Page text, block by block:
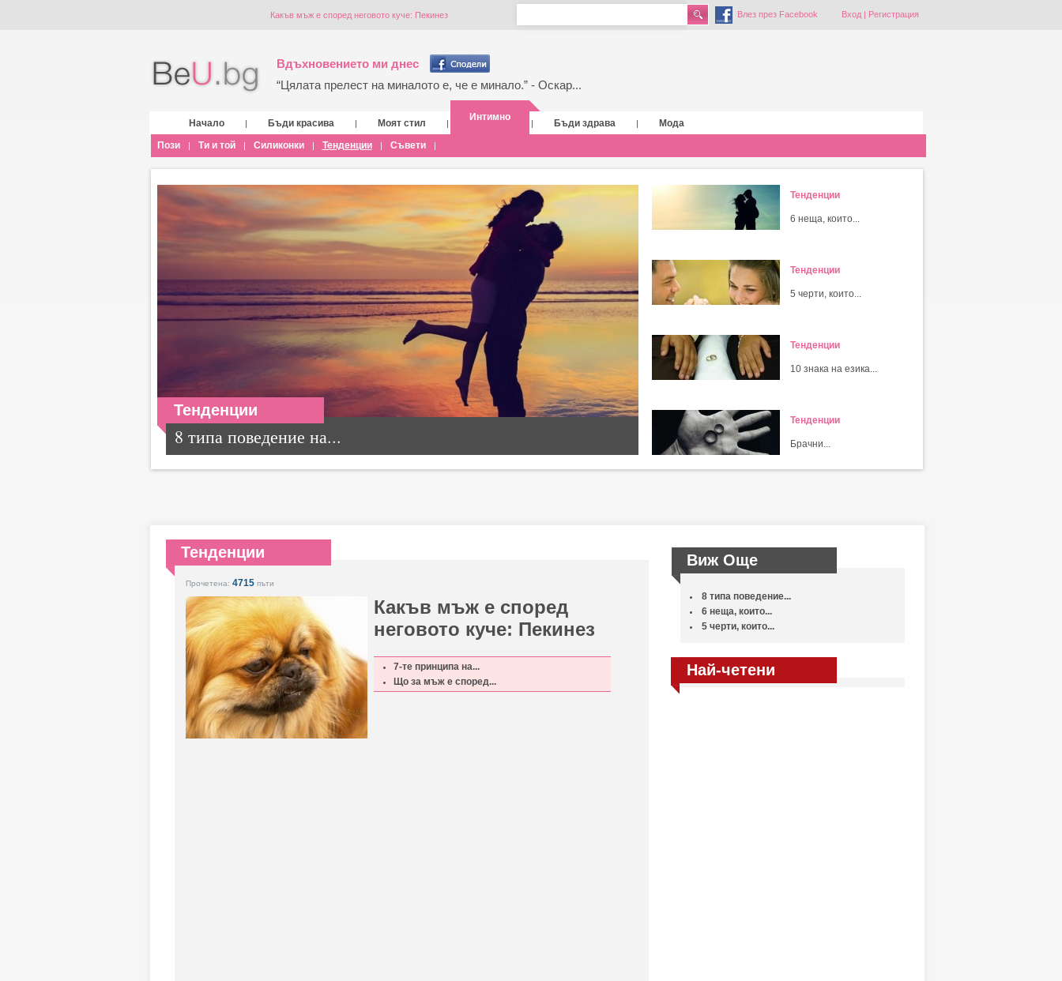
Какъв мъж е според неговото куче: Пекинез Влез през Facebook Вход| Регистрация
Вдъхновението ми днес
“Цялата прелест на миналото е, че е минало.” - Оскар...
Начало | Бъди красива | Моят стил |
Интимно
| Бъди здрава |
Мода
Пози
| Ти и той | Силиконки | Тенденции | Съвети |
Тенденции
8 типа поведение на...
Тенденции
6 неща, които...
Тенденции
5 черти, които...
Тенденции
10 знака на езика...
Тенденции
Брачни...
Тенденции
Прочетена: 4715пъти
Какъв мъж е според
неговото куче: Пекинез
7-те принципа на...
Що за мъж е според...
Виж Още
8 типа поведение...
6 неща, които...
5 черти, които...
Най-четени